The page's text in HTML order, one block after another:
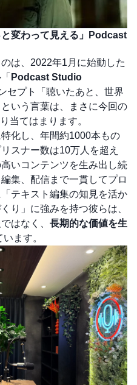
と変わって見える」Podcast
は、2022年1月に始動した
Podcast Studio
セプト「聴いたあと、世界
いう言葉は、まさに今回の
当てはまります。
化し、年間約1000本もの
スナー数は10万人を超え
いコンテンツを生み出し続
集、配信まで一貫してプロ
テキスト編集の知見を活か
り」に強みを持つ彼らは、
はなく、 長期的な価値を生
ます。